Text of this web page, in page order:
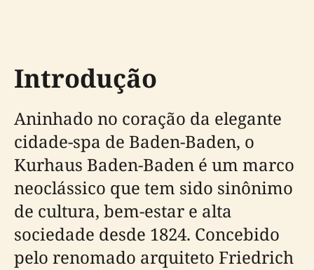
Introdução
Aninhado no coração da elegante
cidade-spa de Baden-Baden, o
Kurhaus Baden-Baden é um marco
neoclássico que tem sido sinônimo
de cultura, bem-estar e alta
sociedade desde 1824. Concebido
pelo renomado arquiteto Friedrich